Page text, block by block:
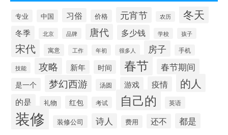
专业 中国 习俗 价格 元宵节 农历 冬天
冬季 北京 品牌 唐代 多少钱 学校 孩子
宋代 寓意 工作 年初 很多人 房子 手机
技能 攻略 新年 时间 春节 春节期间
是一个 梦幻西游 汤圆 游戏 疫情 的人
的是 礼物 红包 考试 自己的 英语
装修 装修公司 诗人 费用 还不 都是